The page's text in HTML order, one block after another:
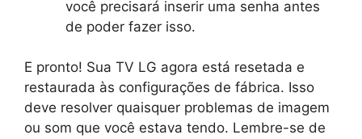
você precisará inserir uma senha antes
de poder fazer isso.
E pronto! Sua TV LG agora está resetada e
restaurada às configurações de fábrica. Isso
deve resolver quaisquer problemas de imagem
ou som que você estava tendo. Lembre-se de